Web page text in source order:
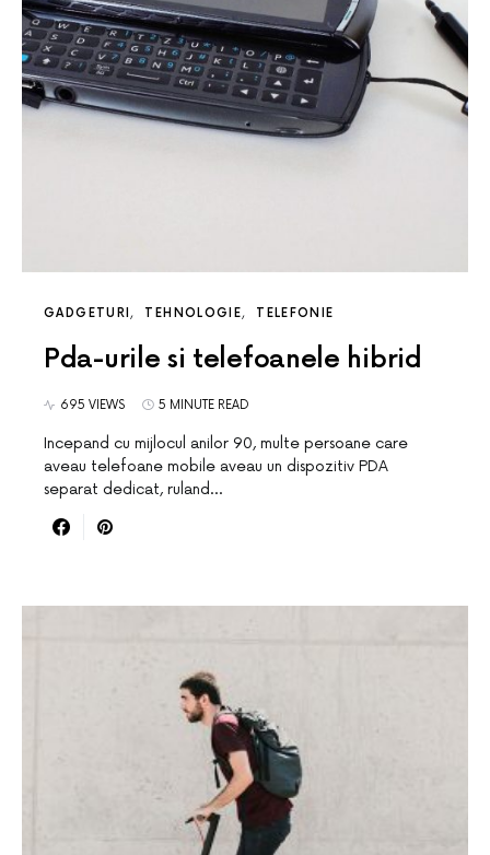
GADGETURI TEHNOLOGIE TELEFONIE
Pda-urile si telefoanele hibrid
695 VIEWS 5 MINUTE READ
Incepand cu mijlocul anilor 90, multe persoane care
aveau telefoane mobile aveau un dispozitiv PDA
separat dedicat, ruland…